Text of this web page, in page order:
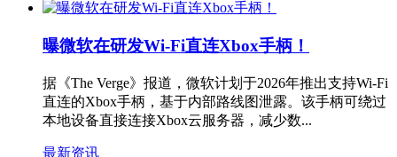
曝微软在研发Wi-Fi直连Xbox手柄！
据《The Verge》报道，微软计划于2026年推出支持Wi-Fi
直连的Xbox手柄，基于内部路线图泄露。该手柄可绕过
本地设备直接连接Xbox云服务器，减少数...
最新资讯